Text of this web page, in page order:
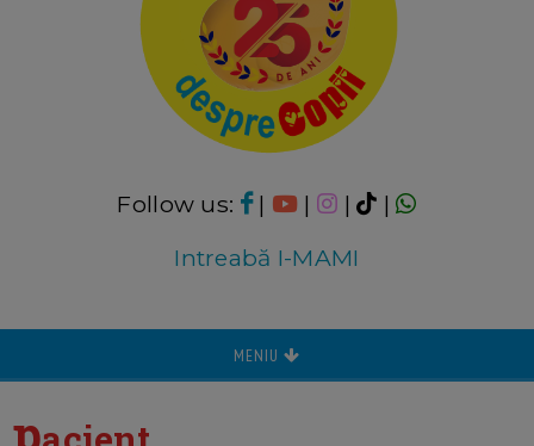
Follow us: | | |
|
Intreabă I-MAMI
MENIU